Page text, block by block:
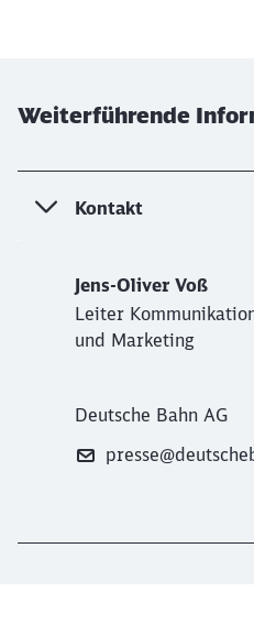
Weiterführende
Kontakt
Jens-Oliver Voß
Leiter
und Marketing
Deutsche Bahn AG